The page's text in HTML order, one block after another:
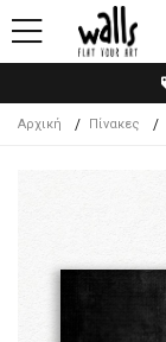
Αρχική Πίνακες